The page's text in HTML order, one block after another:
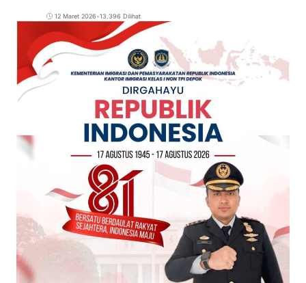
12 Maret 2026•13.396 Dilihat